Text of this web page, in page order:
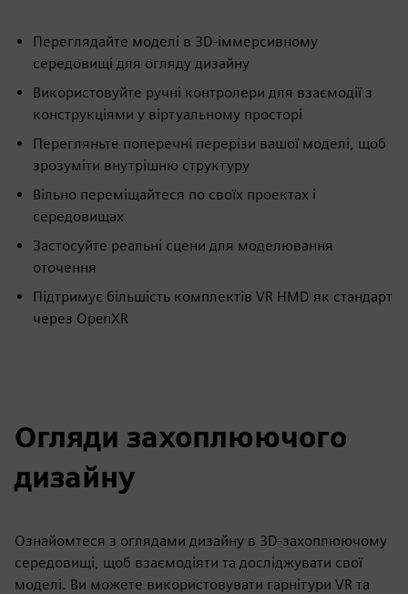
Переглядайте моделі в 3D-іммерсивному
середовищі для огляду дизайну
Використовуйте ручні контролери для взаємодії з
конструкціями у віртуальному просторі
Перегляньте поперечні перерізи вашої моделі, щоб
зрозуміти внутрішню структуру
Вільно переміщайтеся по своїх проектах і
середовищах
Застосуйте реальні сцени для моделювання
оточення
Підтримує більшість комплектів VR HMD як стандарт
через OpenXR
Огляди захоплюючого
дизайну
Ознайомтеся з оглядами дизайну в 3D-захоплюючому
середовищі, щоб взаємодіяти та досліджувати свої
моделі. Ви можете використовувати гарнітури VR та